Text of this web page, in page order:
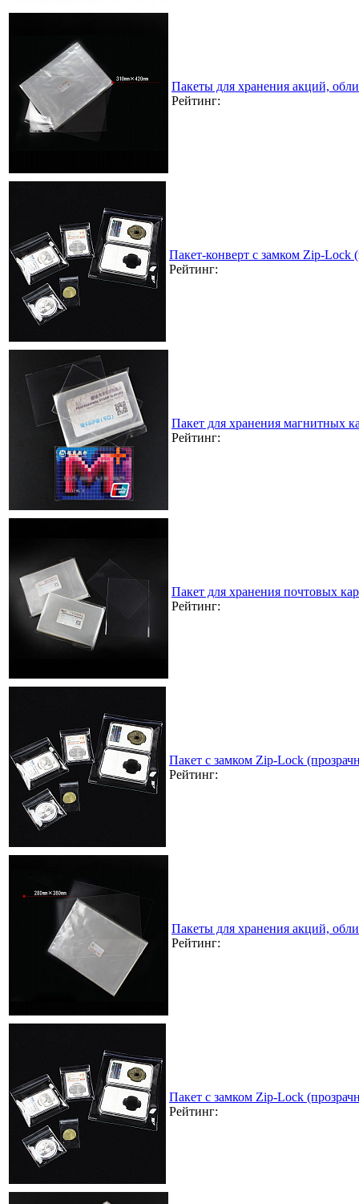
Пакеты для хранения акций,
Рейтинг:
Пакет-конверт с замком Zip-
Рейтинг:
Пакет для хранения магнитных
Рейтинг:
Пакет для хранения почтовых
Рейтинг:
Пакет с замком Zip-Lock
Рейтинг:
Пакеты для хранения акций,
Рейтинг:
Пакет с замком Zip-Lock
Рейтинг: